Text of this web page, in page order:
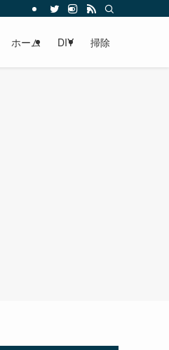
ホーム DIY 掃除